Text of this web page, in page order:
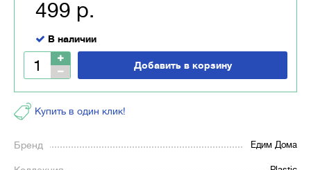
Бренд Едим Дома
499 р.
В наличии
Добавить в корзину
Купить в один клик!